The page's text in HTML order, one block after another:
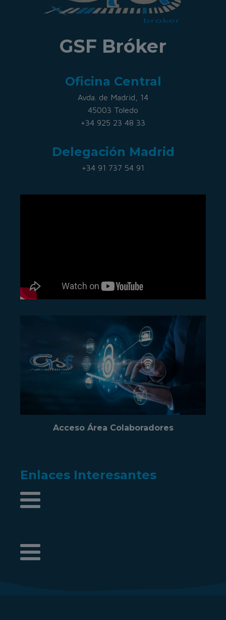
GSF Bróker
Oficina Central
Avda. de Madrid, 14
45003 Toledo
+34 925 23 48 33
Delegación Madrid
+34 91 737 54 91
Acceso Área Colaboradores
Enlaces Interesantes